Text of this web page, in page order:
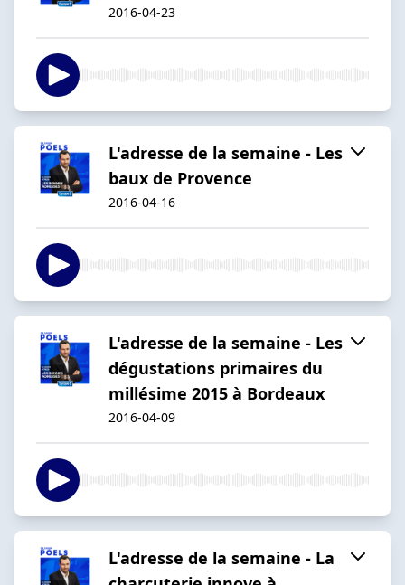
2016-04-23
L'adresse de la semaine - Les
baux de Provence
2016-04-16
L'adresse de la semaine - Les
dégustations primaires du
millésime 2015 à Bordeaux
2016-04-09
L'adresse de la semaine - La